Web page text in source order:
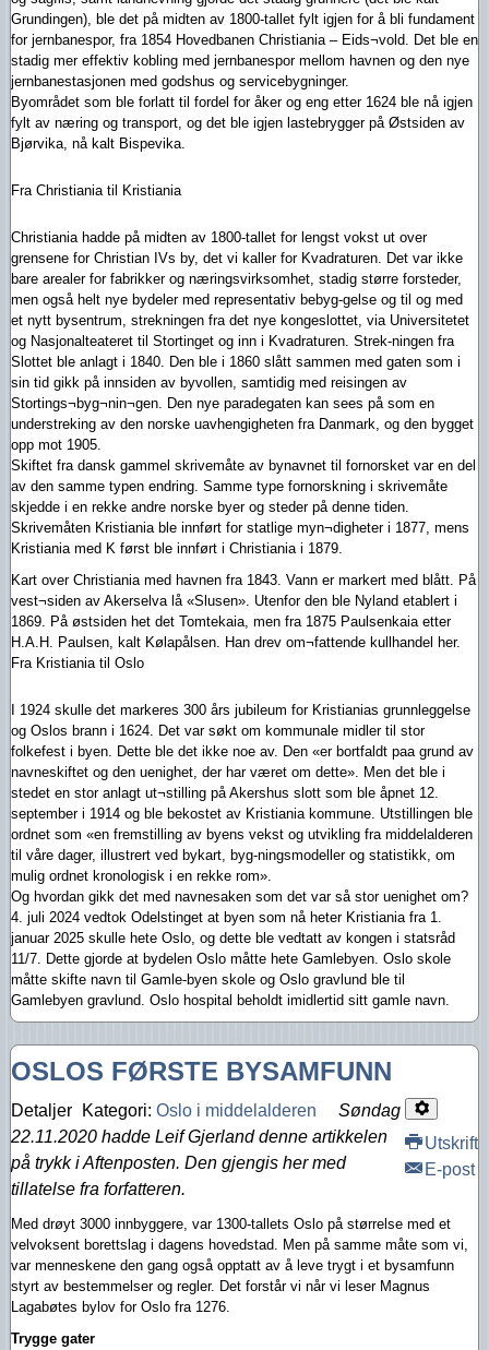
Grundingen), ble det på midten av 1800-tallet fylt igjen for å bli fundament
for jernbanespor, fra 1854 Hovedbanen Christiania – Eids¬vold. Det ble en
stadig mer effektiv kobling med jernbanespor mellom havnen og den nye
jernbanestasjonen med godshus og servicebygninger.
Byområdet som ble forlatt til fordel for åker og eng etter 1624 ble nå igjen
fylt av næring og transport, og det ble igjen lastebrygger på Østsiden av
Bjørvika, nå kalt Bispevika.
Fra Christiania til Kristiania
Christiania hadde på midten av 1800-tallet for lengst vokst ut over
grensene for Christian IVs by, det vi kaller for Kvadraturen. Det var ikke
bare arealer for fabrikker og næringsvirksomhet, stadig større forsteder,
men også helt nye bydeler med representativ bebyg-gelse og til og med
et nytt bysentrum, strekningen fra det nye kongeslottet, via Universitetet
og Nasjonalteateret til Stortinget og inn i Kvadraturen. Strek-ningen fra
Slottet ble anlagt i 1840. Den ble i 1860 slått sammen med gaten som i
sin tid gikk på innsiden av byvollen, samtidig med reisingen av
Stortings¬byg¬nin¬gen. Den nye paradegaten kan sees på som en
understreking av den norske uavhengigheten fra Danmark, og den bygget
opp mot 1905.
Skiftet fra dansk gammel skrivemåte av bynavnet til fornorsket var en del
av den samme typen endring. Samme type fornorskning i skrivemåte
skjedde i en rekke andre norske byer og steder på denne tiden.
Skrivemåten Kristiania ble innført for statlige myn¬digheter i 1877, mens
Kristiania med K først ble innført i Christiania i 1879.
Kart over Christiania med havnen fra 1843. Vann er markert med blått. På
vest¬siden av Akerselva lå «Slusen». Utenfor den ble Nyland etablert i
1869. På østsiden het det Tomtekaia, men fra 1875 Paulsenkaia etter
H.A.H. Paulsen, kalt Kølapålsen. Han drev om¬fattende kullhandel her.
Fra Kristiania til Oslo
I 1924 skulle det markeres 300 års jubileum for Kristianias grunnleggelse
og Oslos brann i 1624. Det var søkt om kommunale midler til stor
folkefest i byen. Dette ble det ikke noe av. Den «er bortfaldt paa grund av
navneskiftet og den uenighet, der har været om dette». Men det ble i
stedet en stor anlagt ut¬stilling på Akershus slott som ble åpnet 12.
september i 1914 og ble bekostet av Kristiania kommune. Utstillingen ble
ordnet som «en fremstilling av byens vekst og utvikling fra middelalderen
til våre dager, illustrert ved bykart, byg-ningsmodeller og statistikk, om
mulig ordnet kronologisk i en rekke rom».
Og hvordan gikk det med navnesaken som det var så stor uenighet om?
4. juli 2024 vedtok Odelstinget at byen som nå heter Kristiania fra 1.
januar 2025 skulle hete Oslo, og dette ble vedtatt av kongen i statsråd
11/7. Dette gjorde at bydelen Oslo måtte hete Gamlebyen. Oslo skole
måtte skifte navn til Gamle-byen skole og Oslo gravlund ble til
Gamlebyen gravlund. Oslo hospital beholdt imidlertid sitt gamle navn.
OSLOS FØRSTE BYSAMFUNN
Utskrift
E-post
Detaljer Kategori: Oslo i middelalderen
Søndag
22.11.2020 hadde Leif Gjerland denne artikkelen
på trykk i Aftenposten. Den gjengis her med
tillatelse fra forfatteren.
Med drøyt 3000 innbyggere, var 1300-tallets Oslo på størrelse med et
velvoksent borettslag i dagens hovedstad. Men på samme måte som vi,
var menneskene den gang også opptatt av å leve trygt i et bysamfunn
styrt av bestemmelser og regler. Det forstår vi når vi leser Magnus
Lagabøtes bylov for Oslo fra 1276.
Trygge gater